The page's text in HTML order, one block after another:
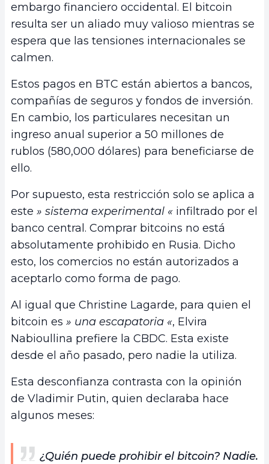
embargo financiero occidental. El bitcoin
resulta ser un aliado muy valioso mientras se
espera que las tensiones internacionales se
calmen.
Estos pagos en BTC están abiertos a bancos,
compañías de seguros y fondos de inversión.
En cambio, los particulares necesitan un
ingreso anual superior a 50 millones de
rublos (580,000 dólares) para beneficiarse de
ello.
Por supuesto, esta restricción solo se aplica a
este » sistema experimental « infiltrado por el
banco central. Comprar bitcoins no está
absolutamente prohibido en Rusia. Dicho
esto, los comercios no están autorizados a
aceptarlo como forma de pago.
Al igual que Christine Lagarde, para quien el
bitcoin es » una escapatoria «, Elvira
Nabioullina prefiere la CBDC. Esta existe
desde el año pasado, pero nadie la utiliza.
Esta desconfianza contrasta con la opinión
de Vladimir Putin, quien declaraba hace
algunos meses:
¿Quién puede prohibir el bitcoin? Nadie.